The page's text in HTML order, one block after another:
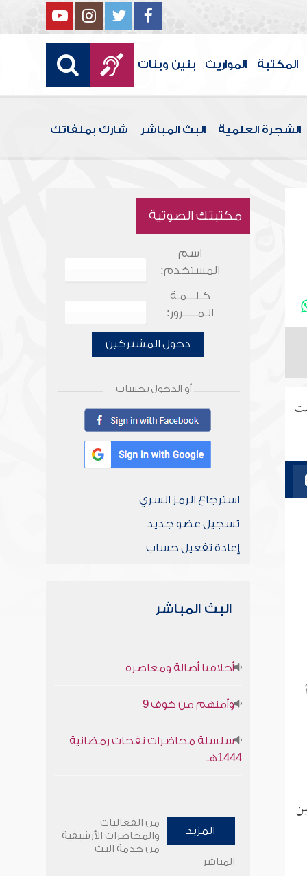
المكتبة المواريث بنين وبنات
الشجرة العلمية البث المباشر شارك بملفاتك
مكتبتك الصوتية
اسم
المستخدم:
كـلـــمـة
الـمـــــرور:
دخول المشتركين
أو الدخول بحساب
استرجاع الرمز السري
تسجيل عضو جديد
إعادة تفعيل حساب
البث المباشر
أخلاقنا أصالة ومعاصرة
وأمنهم من خوف 9
سلسلة محاضرات نفحات رمضانية
1444هـ
المزيد
من الفعاليات
والمحاضرات الأرشيفية
من خدمة البث
المباشر